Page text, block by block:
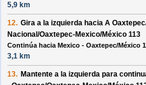
5,9 km
12. Gira a la izquierda hacia A Oaxtepec
Nacional /Oaxtepec-Mexico/México 113
Continúa hacia Mexico - Oaxtepec/México
3,1 km
13. Mantente a la izquierda para